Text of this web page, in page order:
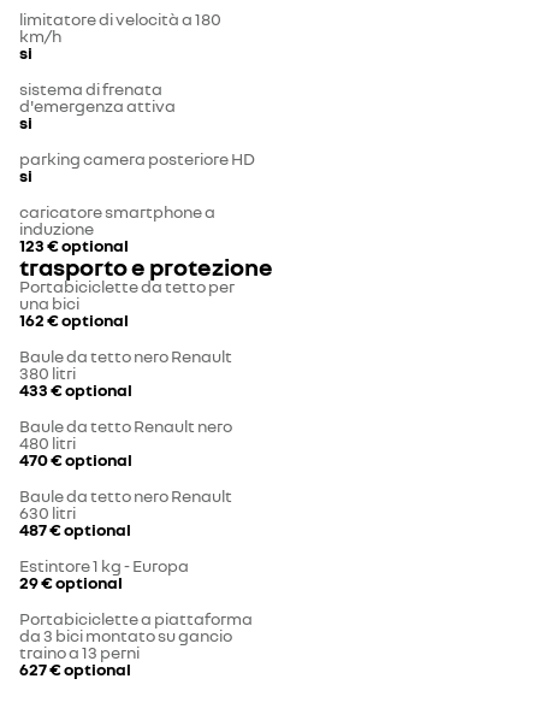
limitatore di velocità a 180
km/h
si
sistema di frenata
d'emergenza attiva
si
parking camera posteriore HD
si
caricatore smartphone a
induzione
123 €optional
trasporto e protezione
Portabiciclette da tetto per
una bici
162 €optional
Baule da tetto nero Renault
380 litri
433 €optional
Baule da tetto Renault nero
480 litri
470 €optional
Baule da tetto nero Renault
630 litri
487 €optional
Estintore 1 kg - Europa
29 €optional
Portabiciclette a piattaforma
da 3 bici montato su gancio
traino a 13 perni
627 €optional